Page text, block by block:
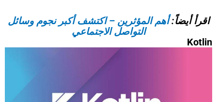
اقرأ أيضاً:أهم المؤثرين – اكتشف أكبر نجوم وسائل
التواصل الاجتماعي
Kotlin